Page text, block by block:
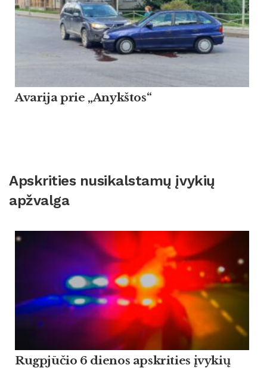
Avarija prie „Anykštos“
Apskrities nusikalstamų įvykių
apžvalga
Rugpjūčio 6 dienos apskrities įvykių